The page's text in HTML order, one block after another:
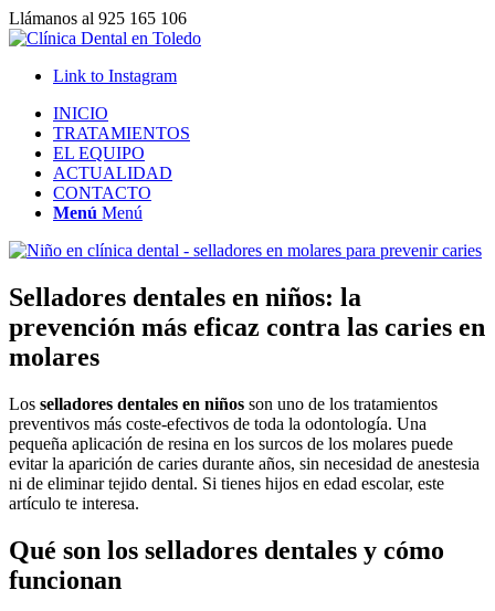
Llámanos al 925 165 106
Link to Instagram
INICIO
TRATAMIENTOS
EL EQUIPO
ACTUALIDAD
CONTACTO
Menú Menú
Selladores dentales en niños: la
prevención más eficaz contra las caries en
molares
Los selladores dentales en niños son uno de los tratamientos
preventivos más coste-efectivos de toda la odontología. Una
pequeña aplicación de resina en los surcos de los molares puede
evitar la aparición de caries durante años, sin necesidad de anestesia
ni de eliminar tejido dental. Si tienes hijos en edad escolar, este
artículo te interesa.
Qué son los selladores dentales y cómo
funcionan